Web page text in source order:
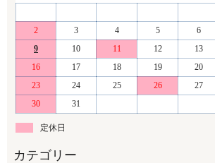
2
3 4 5 6
9
10 11 12 13
16
17 18 19 20
23
24 25 26 27
30
31
定休日